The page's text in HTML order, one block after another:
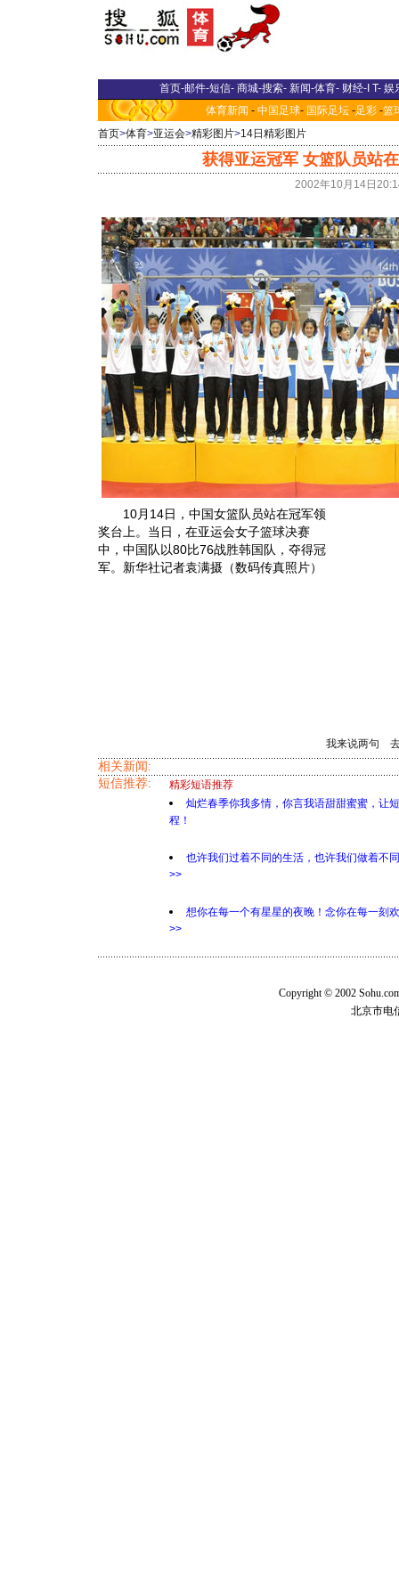
首页-邮件-短信- 商城-搜索- 新闻-体育- 财经-I T- 娱
体育新闻 - 中国足球- 国际足坛 -足彩 -篮
首页>体育>亚运会>精彩图片>14日精彩图片
获得亚运冠军 女篮队员站
2002年10月14日
10月14日，中国女篮队员站在冠军领
奖台上。当日，在亚运会女子篮球决赛
中，中国队以80比76战胜韩国队，夺得冠
军。新华社记者袁满摄（数码传真照片）
我来说两句
相关新闻:
短信推荐:
精彩短语推荐
灿烂春季你我多情，你言我语甜甜蜜蜜，让
程！
也许我们过着不同的生活，也许我们做着
>>
想你在每一个有星星的夜晚！念你在每一
>>
Copyright © 2002
北京市电